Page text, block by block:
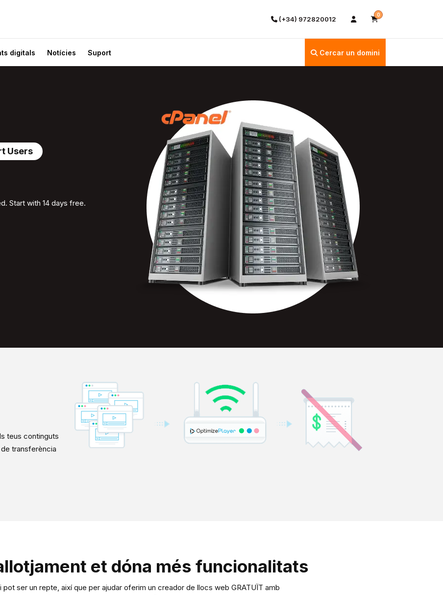
(+34) 972820012
0
digitals Notícies Suport Cercar un domini
Users
Start with 14 days free.
teus continguts
transferència
et dóna més funcionalitats
pot ser un repte, així que per ajudar oferim un creador de llocs web GRATUÏT amb